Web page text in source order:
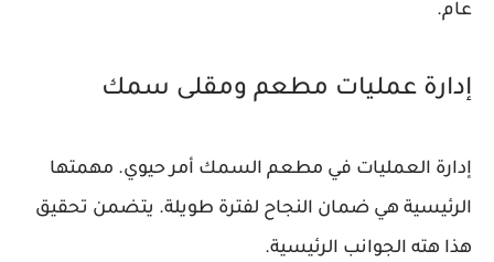
عام.
إدارة عمليات مطعم ومقلى سمك
إدارة العمليات في مطعم السمك أمر حيوي. مهمتها
الرئيسية هي ضمان النجاح لفترة طويلة. يتضمن تحقيق
هذا هته الجوانب الرئيسية.